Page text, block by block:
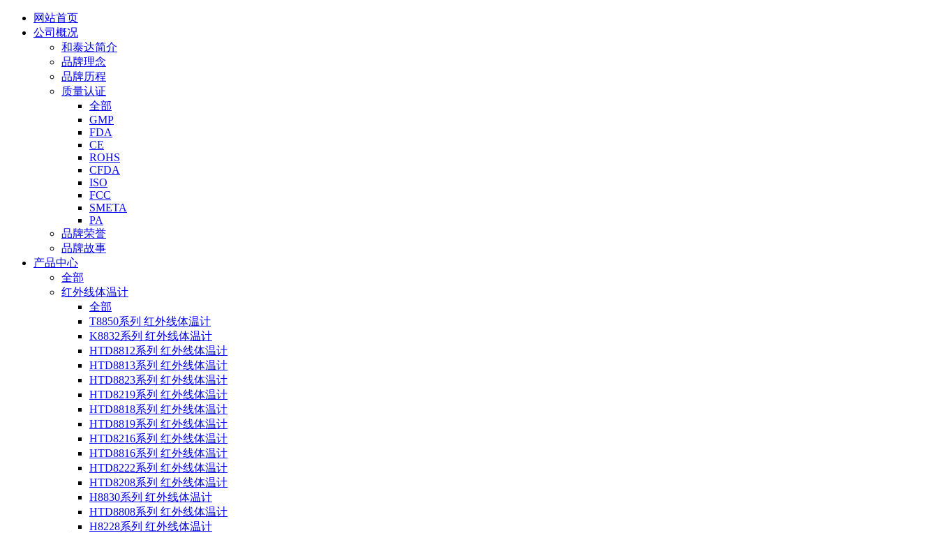
网站首页
公司概况
和泰达简介
品牌理念
品牌历程
质量认证
全部
GMP
FDA
CE
ROHS
CFDA
ISO
FCC
SMETA
PA
品牌荣誉
品牌故事
产品中心
全部
红外线体温计
全部
T8850系列 红外线体温计
K8832系列 红外线体温计
HTD8812系列 红外线体温计
HTD8813系列 红外线体温计
HTD8823系列 红外线体温计
HTD8219系列 红外线体温计
HTD8818系列 红外线体温计
HTD8819系列 红外线体温计
HTD8216系列 红外线体温计
HTD8816系列 红外线体温计
HTD8222系列 红外线体温计
HTD8208系列 红外线体温计
H8830系列 红外线体温计
HTD8808系列 红外线体温计
H8228系列 红外线体温计